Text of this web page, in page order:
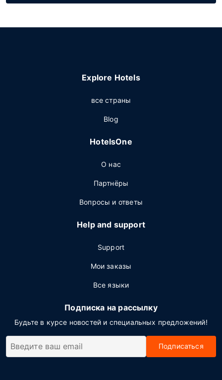
Explore Hotels
все страны
Blog
HotelsOne
О нас
Партнёры
Вопросы и ответы
Help and support
Support
Мои заказы
Все языки
Подписка на рассылку
Будьте в курсе новостей и специальных предложений!
Подписаться